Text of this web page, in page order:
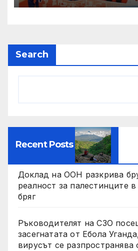
Search
Recent Posts
Доклад на ООН разкрива
реалност за палестинците
бряг
Ръководителят на СЗО
засегнатата от Ебола
вирусът се